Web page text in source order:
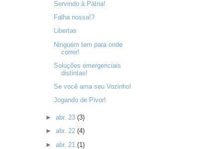
Servindo à Pátria!
Falha nossa!?
Libertas
Ninguém tem para onde
correr!
Soluções emergenciais
distintas!
Se você ama seu Vozinho!
Jogando de Pivor!
► abr. 23 (3)
► abr. 22 (4)
► abr. 21 (1)